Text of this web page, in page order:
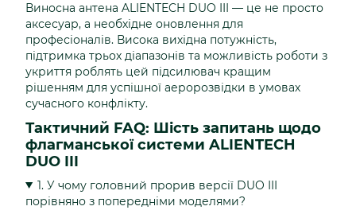
Виносна антена ALIENTECH DUO III — це не просто
аксесуар, а необхідне оновлення для
професіоналів. Висока вихідна потужність,
підтримка трьох діапазонів та можливість роботи з
укриття роблять цей підсилювач кращим
рішенням для успішної аеророзвідки в умовах
сучасного конфлікту.
Тактичний FAQ: Шість запитань щодо
флагманської системи ALIENTECH
DUO III
1. У чому головний прорив версії DUO III
порівняно з попередніми моделями?